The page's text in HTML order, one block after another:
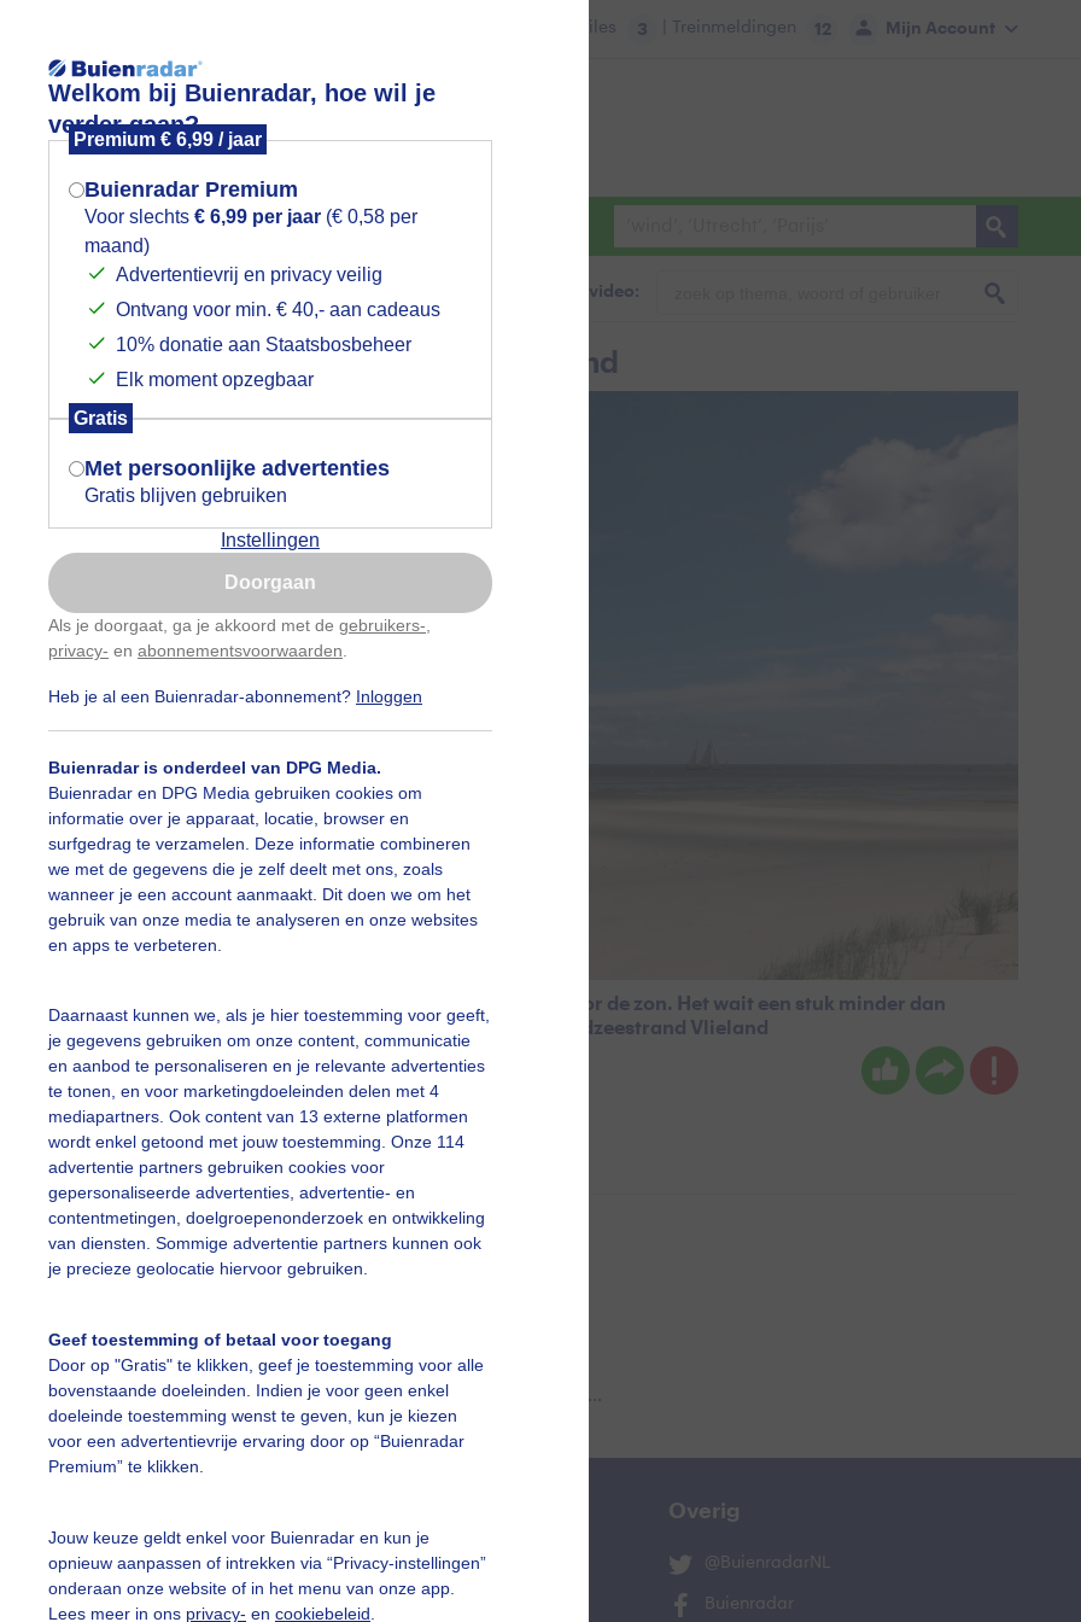
Welkom bij Buienradar, hoe wil je
verder gaan?
Premium € 6,99 / jaar
Buienradar Premium
Voor slechts € 6,99 per jaar (€ 0,58 per
maand)
Advertentievrij en privacy veilig
Ontvang voor min. € 40,- aan cadeaus
10% donatie aan Staatsbosbeheer
Elk moment opzegbaar
Gratis
Met persoonlijke advertenties
Gratis blijven gebruiken
Instellingen
Doorgaan
Als je doorgaat, ga je akkoord met de gebruikers-
privacy- en abonnementsvoorwaarden
Heb je al een Buienradar-abonnement? Inloggen
Buienradar is onderdeel van DPG Media.
Buienradar en DPG Media gebruiken cookies om
informatie over je apparaat, locatie, browser en
surfgedrag te verzamelen. Deze informatie combineren
we met de gegevens die je zelf deelt met ons, zoals
wanneer je een account aanmaakt. Dit doen we om het
gebruik van onze media te analyseren en onze websites
en apps te verbeteren.
Daarnaast kunnen we, als je hier toestemming voor geeft,
je gegevens gebruiken om onze content, communicatie
en aanbod te personaliseren en je relevante advertenties
te tonen, en voor marketingdoeleinden delen met 4
mediapartners. Ook content van 13 externe platformen
wordt enkel getoond met jouw toestemming. Onze 114
advertentie partners gebruiken cookies voor
gepersonaliseerde advertenties, advertentie- en
contentmetingen, doelgroepenonderzoek en ontwikkeling
van diensten. Sommige advertentie partners kunnen ook
je precieze geolocatie hiervoor gebruiken.
Geef toestemming of betaal voor toegang
Door op "Gratis" te klikken, geef je toestemming voor alle
bovenstaande doeleinden. Indien je voor geen enkel
doeleinde toestemming wenst te geven, kun je kiezen
voor een advertentievrije ervaring door op “Buienradar
Premium” te klikken.
Jouw keuze geldt enkel voor Buienradar en kun je
opnieuw aanpassen of intrekken via “Privacy-instellingen”
onderaan onze website of in het menu van onze app.
Lees meer in ons privacy- en cookiebeleid
Mijn Account
Files 3 | Treinmeldingen 12
Foto en video Weerzine
Zoeken in foto & video:
Klipper en blauwe lucht op Vlieland
een droge dag met flink wat wolkenvelden met ruimte voor de zon. Het wait een stuk minder dan
en het is aangenaam buiten. foto gemaakt om 13:27 Noordzeestrand Vlieland
Gerard Koster Joenje Gemaakt: 05-06-2026, 19x bekeken
Wolken
slideshow
Een moment geduld aub...
vragen
De Bilt
Overig
@BuienradarNL
Buienradar
Mogen we je locatie gebruiken voor
het weer?
Indien je hier nog geen akkoord op hebt
gegeven, verschijnt er zo een pop-up uit
je browser waarin deze toestemming
gevraagd wordt.
Is goed, toon de popup
Nu niet, misschien later
Gebruik je Safari en wil je niet elke dag deze pop-up
Klikhierom dit aan te passen